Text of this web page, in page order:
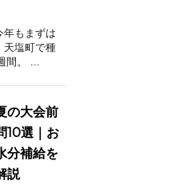
年もまずは
天塩町で種
間。 ...
の大会前
10選｜お
分補給を
説